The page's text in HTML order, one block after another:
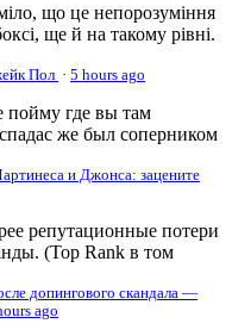
що це непорозуміння
ще й на такому рівні.
Пол · 5 hours ago
пойму где вы там
же был соперником
и Джонса: зацените
репутационные потери
(Top Rank в том
допингового скандала —
ago